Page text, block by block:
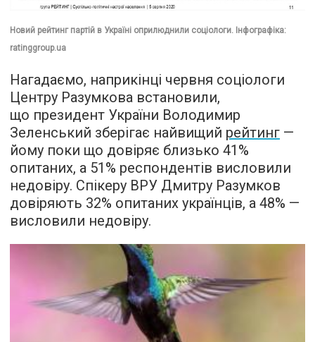
Новий рейтинг партій в Україні оприлюднили соціологи. Інфографіка:
ratinggroup.ua
Нагадаємо, наприкінці червня соціологи
Центру Разумкова встановили,
що президент України Володимир
Зеленський зберігає найвищий рейтинг —
йому поки що довіряє близько 41%
опитаних, а 51% респондентів висловили
недовіру. Спікеру ВРУ Дмитру Разумков
довіряють 32% опитаних українців, а 48% —
висловили недовіру.